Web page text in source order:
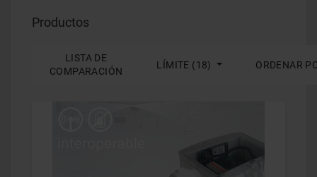
Productos
LISTA DE
COMPARACIÓN
LÍMITE (18) ORDENAR